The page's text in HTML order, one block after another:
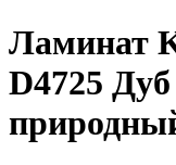
Ламинат
D4725